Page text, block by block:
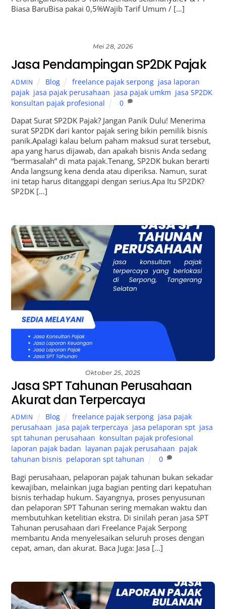
Biasa BaruBisa pakai 0,5%Wajib Tarif Umum / […]
Mei 28, 2026
Jasa Pendampingan SP2DK Pajak
ADMIN Blog freelance pajak serpong, jasa laporan
pajak jasa pajak perusahaan jasa pajak umkm jasa SP2DK
konsultan pajak profesional
0
Dapat Surat SP2DK Pajak? Jangan Panik Dulu! Menerima
surat SP2DK dari kantor pajak sering bikin pemilik bisnis
panik.Apalagi kalau belum paham maksud surat tersebut,
apa yang harus dijawab, dan apakah bisnis Anda sedang
“bermasalah” di mata pajak.Tenang, SP2DK bukan berarti
Anda langsung kena denda atau diperiksa. Namun, surat
ini tetap harus ditanggapi dengan serius.Apa Itu SP2DK?
SP2DK […]
Oktober 25, 2025
Jasa SPT Tahunan Perusahaan
Akurat dan Terpercaya
ADMIN Blog freelance pajak serpong, jasa pajak
perusahaan jasa pajak terpercaya jasa pelaporan spt jasa
spt tahunan perusahaan konsultan pajak profesional
laporan pajak badan layanan pajak perusahaan pajak
tahunan bisnis pelaporan spt tahunan 0
Bagi perusahaan, pelaporan pajak tahunan bukan sekadar
kewajiban, melainkan juga bagian penting dari kepatuhan
bisnis terhadap hukum. Sayangnya, proses penyusunan
dan pelaporan SPT Tahunan sering memakan waktu dan
membutuhkan ketelitian ekstra. Di sinilah peran jasa SPT
Tahunan perusahaan dari Freelance Pajak Serpong
membantu Anda menyelesaikan seluruh proses dengan
cepat, aman, dan akurat. Baca Juga: Jasa […]